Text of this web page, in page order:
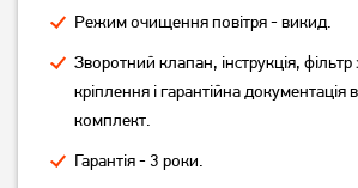
Витяжка Best Chef Versus
600 black 50 (1F364A2L8D)
Витяжка
Режим очищення повітря - викид.
Зворотний клапан, інструкція,
кріплення і гарантійна документація
комплект.
Гарантія - 3 роки.